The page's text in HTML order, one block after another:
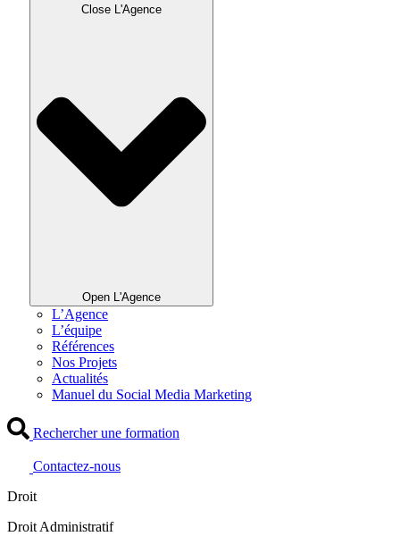
Close L'Agence
Open L'Agence
L’Agence
L’équipe
Références
Nos Projets
Actualités
Manuel du Social Media Marketing
Rechercher une formation
Contactez-nous
Droit
Droit Administratif